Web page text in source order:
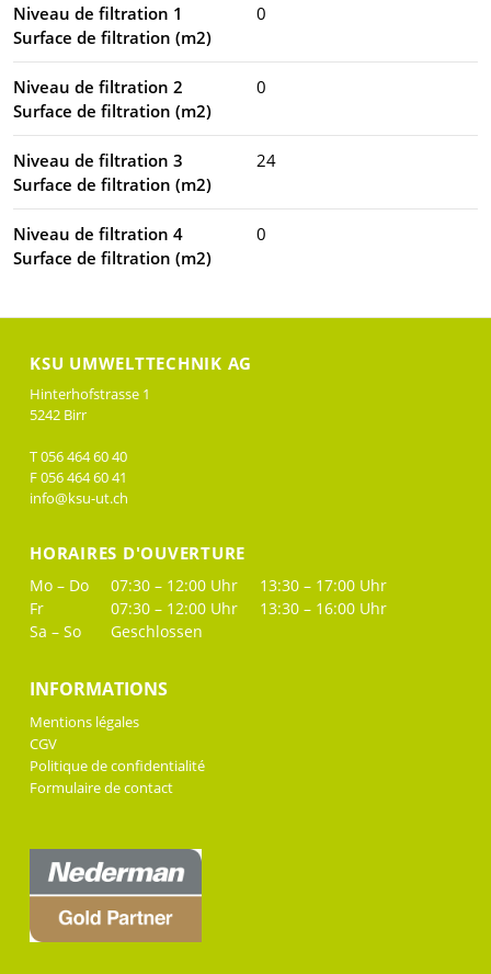
Niveau de filtration 1
Surface de filtration (m2)
0
Niveau de filtration 2
Surface de filtration (m2)
0
Niveau de filtration 3
Surface de filtration (m2)
24
Niveau de filtration 4
Surface de filtration (m2)
0
KSU UMWELTTECHNIK AG
Hinterhofstrasse 1
5242 Birr
T 056 464 60 40
F 056 464 60 41
info@ksu-ut.ch
HORAIRES D'OUVERTURE
Mo – Do 07:30 – 12:00 Uhr
13:30 – 17:00 Uhr
Fr
07:30 – 12:00 Uhr
13:30 – 16:00 Uhr
Sa – So
Geschlossen
INFORMATIONS
Mentions légales
CGV
Politique de confidentialité
Formulaire de contact